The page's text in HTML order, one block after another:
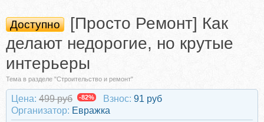
Доступно
[Просто Ремонт] Как
делают недорогие, но крутые
интерьеры
Тема в разделе "Строительство и ремонт"
Цена: 499 руб -82% Взнос: 91 руб
Организатор: Евражкa